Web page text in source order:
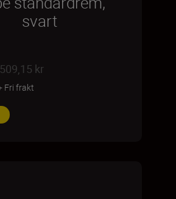
svart
509,15 kr
Fri frakt